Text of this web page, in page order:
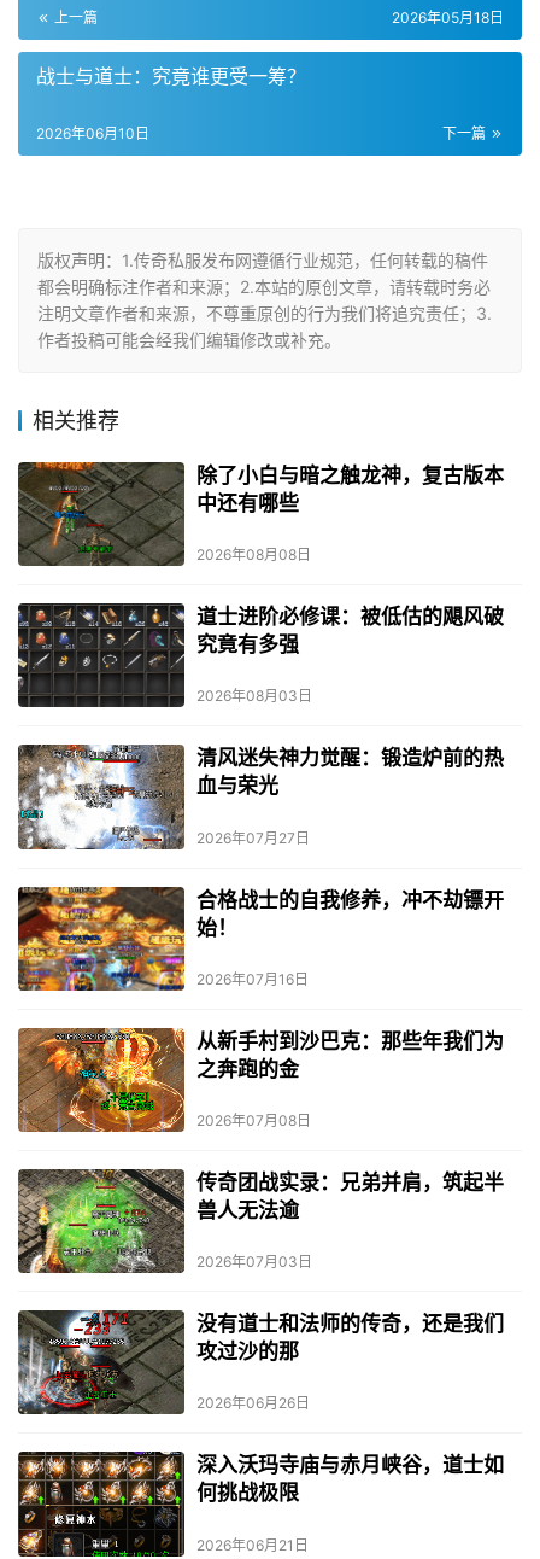
上一篇 2026年05月18日
战士与道士：究竟谁更受一筹？
下一篇
2026年06月10日
版权声明：1.传奇私服发布网遵循行业规范，任何转载的稿件
都会明确标注作者和来源；2.本站的原创文章，请转载时务必
注明文章作者和来源，不尊重原创的行为我们将追究责任；3.
作者投稿可能会经我们编辑修改或补充。
相关推荐
除了小白与暗之触龙神，复古版本
中还有哪些
2026年08月08日
道士进阶必修课：被低估的飓风破
究竟有多强
2026年08月03日
清风迷失神力觉醒：锻造炉前的热
血与荣光
2026年07月27日
合格战士的自我修养，冲不劫镖开
始！
2026年07月16日
从新手村到沙巴克：那些年我们为
之奔跑的金
2026年07月08日
传奇团战实录：兄弟并肩，筑起半
兽人无法逾
2026年07月03日
没有道士和法师的传奇，还是我们
攻过沙的那
2026年06月26日
深入沃玛寺庙与赤月峡谷，道士如
何挑战极限
2026年06月21日